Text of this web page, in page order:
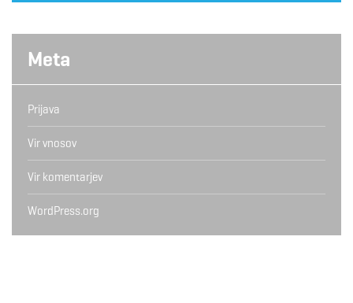
Meta
Prijava
Vir vnosov
Vir komentarjev
WordPress.org